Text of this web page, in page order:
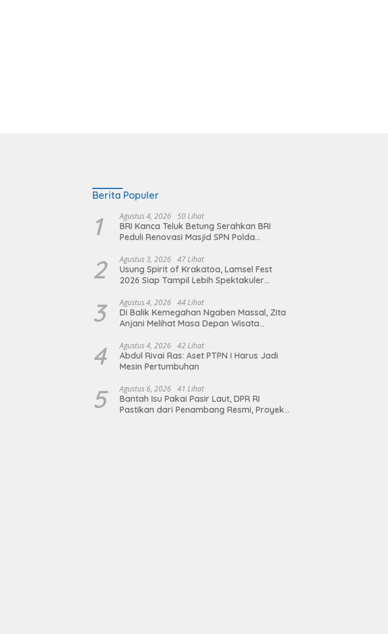
Berita Populer
1 Agustus 4, 2026 50 Lihat
BRI Kanca Teluk Betung Serahkan BRI
Peduli Renovasi Masjid SPN Polda
terhadap Sarana Ibadah
2 Agustus 3, 2026 47 Lihat
Usung Spirit of Krakatoa, Lamsel Fest
2026 Siap Tampil Lebih Spektakuler
Artis Ibu Kota
3 Agustus 4, 2026 44 Lihat
Di Balik Kemegahan Ngaben Massal, Zita
Anjani Melihat Masa Depan Wisata
4 Agustus 4, 2026 42 Lihat
Abdul Rivai Ras: Aset PTPN I Harus Jadi
Mesin Pertumbuhan
5 Agustus 6, 2026 41 Lihat
Bantah Isu Pakai Pasir Laut, DPR RI
Pastikan dari Penambang Resmi, Proyek